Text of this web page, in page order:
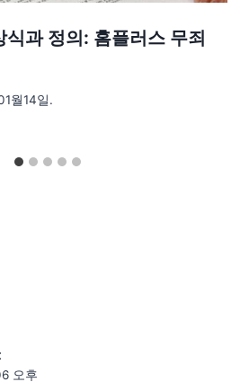
과 정의: 홈플러스 무죄
월14일.
오후